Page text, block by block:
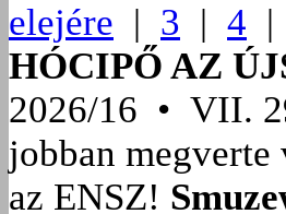
elejére | 3 | 4 |
HÓCIPŐ AZ
2026/16 • VII.
jobban megverte
az ENSZ!